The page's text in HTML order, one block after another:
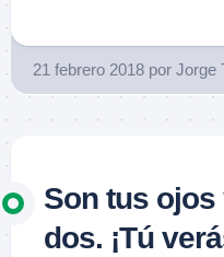
21 febrero 2018 por Jorge
Son tus
dos. ¡Tú